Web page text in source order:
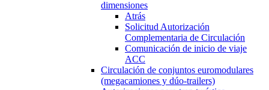
dimensiones
Atrás
Solicitud Autorización
Complementaria de Circulación
Comunicación de inicio de viaje
ACC
Circulación de conjuntos euromodulares
(megacamiones y dúo-trailers)